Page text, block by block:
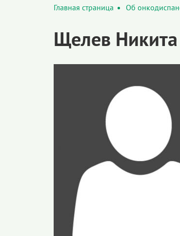
Главная страница Об
Щелев